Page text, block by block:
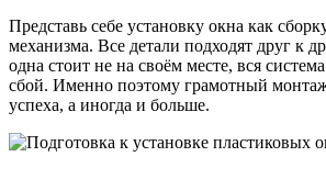
Представь себе установку окна как
механизма. Все детали подходят друг к
одна стоит не на своём месте, вся
сбой. Именно поэтому грамотный
успеха, а иногда и больше.